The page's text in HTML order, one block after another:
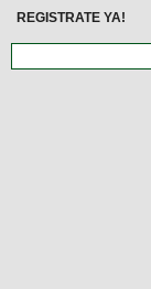
REGISTRATE YA!